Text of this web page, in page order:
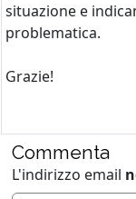
situazione e
problematica.
Grazie!
Commenta
L'indirizzo email